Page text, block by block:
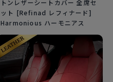
トンレザーシートカバー 全席セ
ット [Refinad レフィナード]
Harmonious ハーモニアス